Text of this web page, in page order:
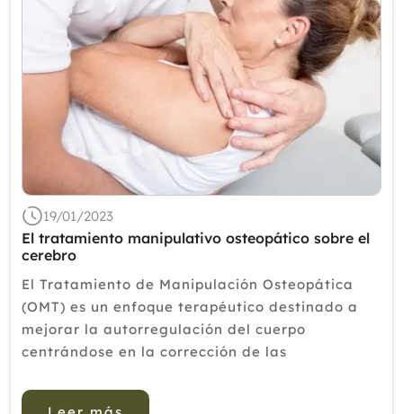
19/01/2023
El tratamiento manipulativo osteopático sobre el
cerebro
El Tratamiento de Manipulación Osteopática
(OMT) es un enfoque terapéutico destinado a
mejorar la autorregulación del cuerpo
centrándose en la corrección de las
de la efectividad de la OMT, los mec...